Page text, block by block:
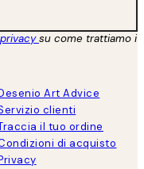
su come trattiamo i
Art Advice
clienti
il tuo ordine
di acquisto